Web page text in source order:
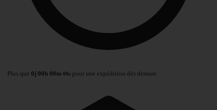
Plus que 0j 00h 00m 00s pour une expédition dès demain